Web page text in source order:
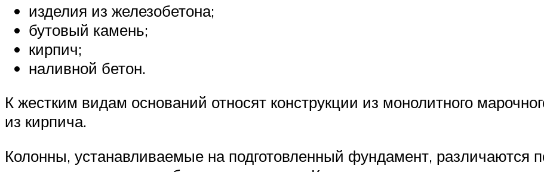
изделия из железобетона;
бутовый камень;
кирпич;
наливной бетон.
К жестким видам оснований относят конструкции из монолитного
из кирпича.
Колонны, устанавливаемые на подготовленный фундамент, различаются